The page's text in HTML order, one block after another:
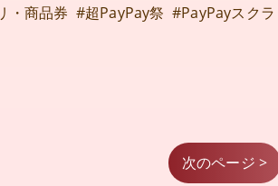
・商品券 #超PayPay祭 #PayPayスクラ
次のページ >